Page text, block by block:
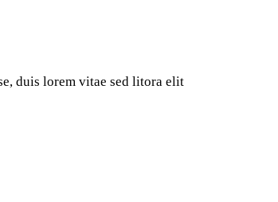
duis lorem vitae sed litora elit